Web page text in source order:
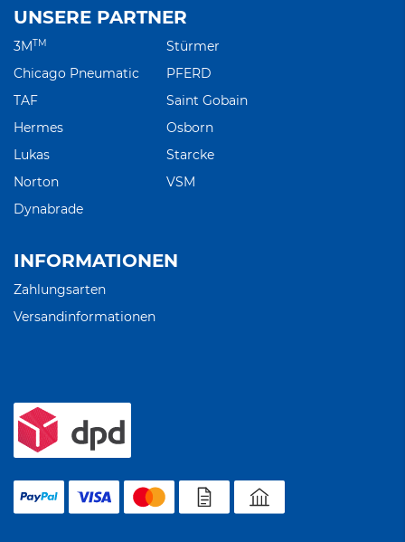
UNSERE PARTNER
3MTM
Chicago Pneumatic
TAF
Hermes
Lukas
Norton
Dynabrade
Stürmer
PFERD
Saint Gobain
Osborn
Starcke
VSM
INFORMATIONEN
Zahlungsarten
Versandinformationen